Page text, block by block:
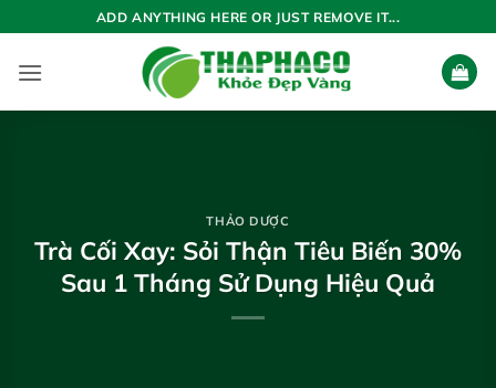
qua
nội
ADD ANYTHING HERE OR JUST REMOVE IT...
THẢO DƯỢC
Trà Cối Xay: Sỏi Thận Tiêu Biến 30%
Sau 1 Tháng Sử Dụng Hiệu Quả